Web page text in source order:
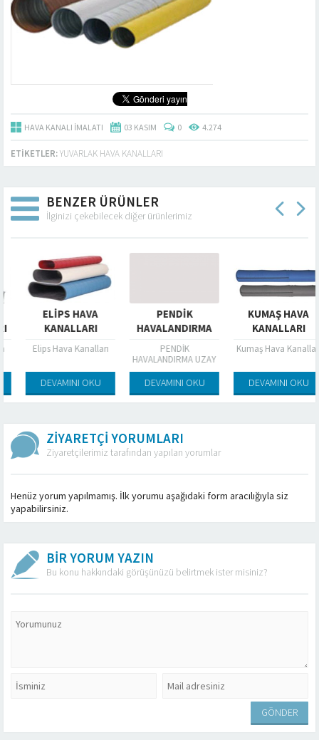
HAVA KANALI İMALATI 03 KASIM 0 4.274
ETIKETLER:YUVARLAK HAVA KANALLARI
BENZER ÜRÜNLER
İlginizi çekebilecek diğer ürünlerimiz
ELIPS HAVA
KANALLARI
Elips Hava Kanalları
DEVAMINI OKU
PENDİK
HAVALANDIRMA
PENDİK
HAVALANDIRMA UZAY
HAVALANDIRMA
DEVAMINI OKU
KUMAŞ HAVA
KANALLARI
Kumaş Hava Kanalları
DEVAMINI OKU
ZİYARETÇİ YORUMLARI
Ziyaretçilerimiz tarafından yapılan yorumlar
Henüz yorum yapılmamış. İlk yorumu aşağıdaki form aracılığıyla siz
yapabilirsiniz.
BİR YORUM YAZIN
Bu konu hakkındaki görüşünüzü belirtmek ister misiniz?